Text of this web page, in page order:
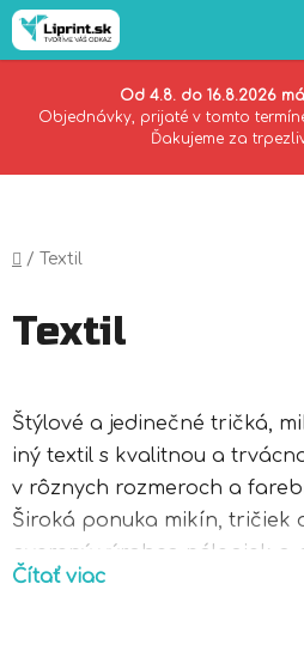
Od 4.8. do 16.8.2026
Objednávky, prijaté v tomto
Ďakujeme za
Domov
/ Textil
Textil
Štýlové a jedinečné tričká,
iný textil s kvalitnou a
v rôznych rozmeroch a
Široká ponuka mikín, tričiek
overený výrobca nálepiek a
iných doplnkov. Rýchle
Čítať viac